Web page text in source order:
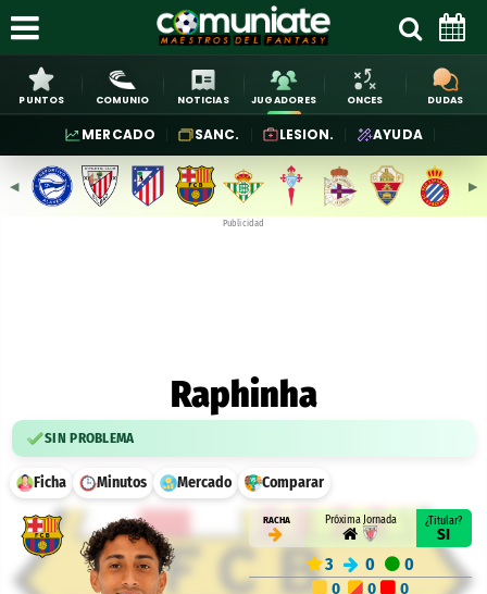
PUNTOS COMUNIO NOTICIAS JUGADORES ONCES DUDAS
MERCADO SANC. LESION. AYUDA
◀︎ ▶︎
Publicidad
Raphinha
SIN PROBLEMA
Ficha Minutos Mercado Comparar
RACHA Próxima Jornada ¿Titular?
SI
3 0 0
0 0 0